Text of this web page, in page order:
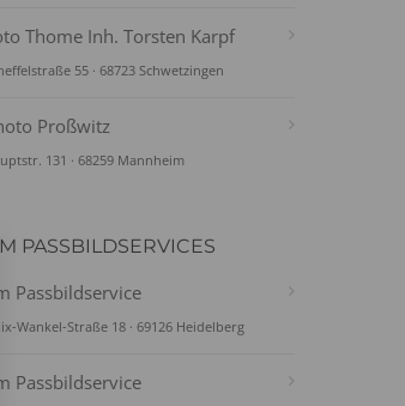
Thome Inh. Torsten Karpf
55 · 68723 Schwetzingen
Proßwitz
131 · 68259 Mannheim
PASSBILDSERVICES
Passbildservice
Wankel-Straße 18 · 69126 Heidelberg
Passbildservice